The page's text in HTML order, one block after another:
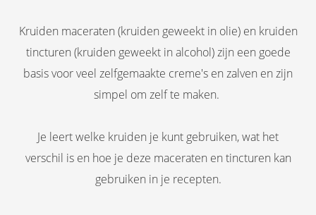
Kruiden maceraten (kruiden geweekt in olie) en kruiden
tincturen (kruiden geweekt in alcohol) zijn een goede
basis voor veel zelfgemaakte creme's en zalven en zijn
simpel om zelf te maken.
Je leert welke kruiden je kunt gebruiken, wat het
verschil is en hoe je deze maceraten en tincturen kan
gebruiken in je recepten.